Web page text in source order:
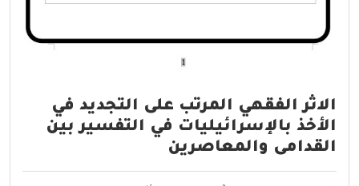
الاثر الفقهي المرتب على التجديد في
الأخذ بالإسرائيليات في التفسير بين
القدامى والمعاصرين